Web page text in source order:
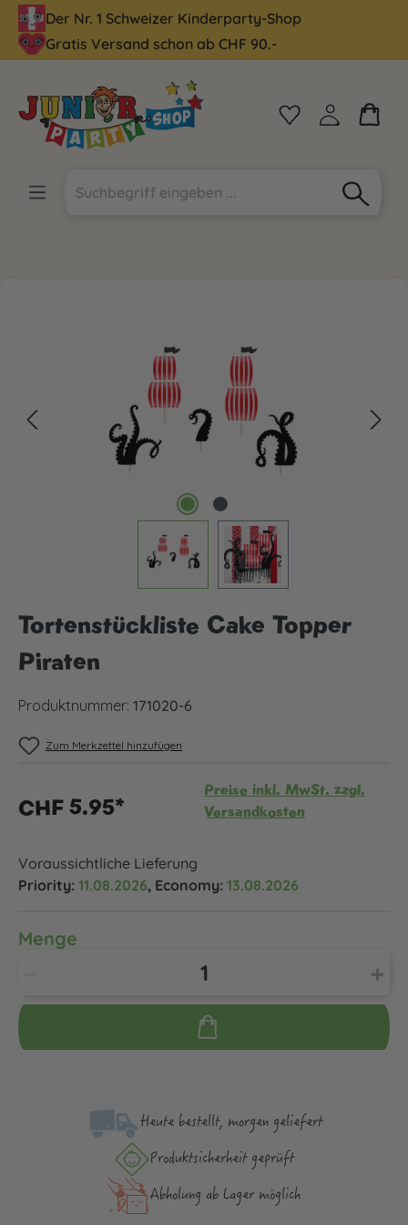
springen
Der Nr. 1 Schweizer Kinderparty-Shop
Gratis Versand schon ab CHF 90.-
Tortenstückliste Cake Topper
Piraten
Produktnummer: 171020-6
Zum Merkzettel hinzufügen
CHF 5.95*
Preise inkl. MwSt. zzgl.
Versandkosten
Voraussichtliche Lieferung
Priority: 11.08.2026, Economy: 13.08.2026
Menge
Heute bestellt, morgen geliefert
Produktsicher­heit geprüft
Abholung ab Lager möglich